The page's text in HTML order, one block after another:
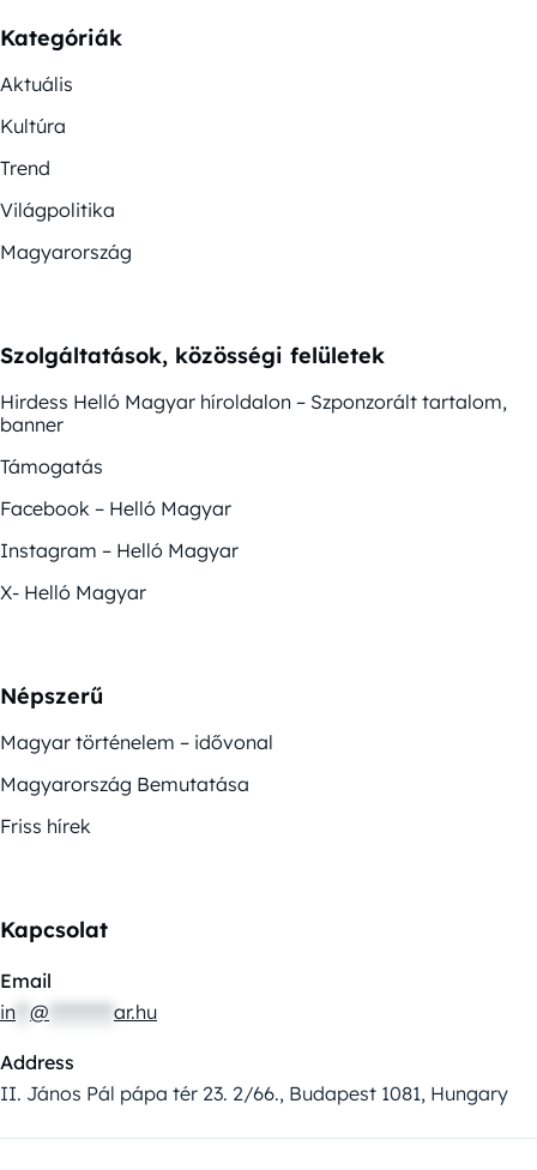
Kategóriák
Aktuális
Kultúra
Trend
Világpolitika
Magyarország
Szolgáltatások, közösségi felületek
Hirdess Helló Magyar híroldalon – Szponzorált tartalom,
banner
Támogatás
Facebook – Helló Magyar
Instagram – Helló Magyar
X- Helló Magyar
Népszerű
Magyar történelem – idővonal
Magyarország Bemutatása
Friss hírek
Kapcsolat
Email
in @ ar.hu
Address
II. János Pál pápa tér 23. 2/66., Budapest 1081, Hungary